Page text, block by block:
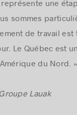
représente une
sommes
de travail
Le Québec est
du Nord. »
Lauak